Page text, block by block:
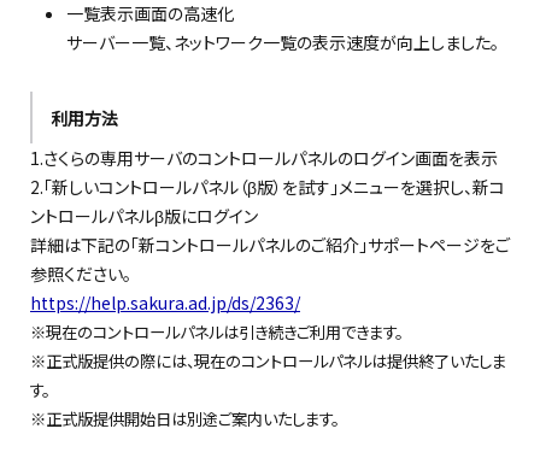
一覧表示画面の高速化
サーバー一覧、ネットワーク一覧の表示速度が向上しました。
利用方法
1.さくらの専用サーバのコントロールパネルのログイン画面を表示
2.「新しいコントロールパネル（β版）を試す」メニューを選択し、新コ
ントロールパネルβ版にログイン
詳細は下記の「新コントロールパネルのご紹介」サポートページをご
参照ください。
https://help.sakura.ad.jp/ds/2363/
※現在のコントロールパネルは引き続きご利用できます。
※正式版提供の際には、現在のコントロールパネルは提供終了いたしま
す。
※正式版提供開始日は別途ご案内いたします。